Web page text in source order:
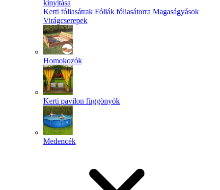
kinyitása
Kerti fóliasátrak Fóliák fóliasátorra Magaságyások
Virágcserepek
Homokozók
Kerti pavilon függönyök
Medencék